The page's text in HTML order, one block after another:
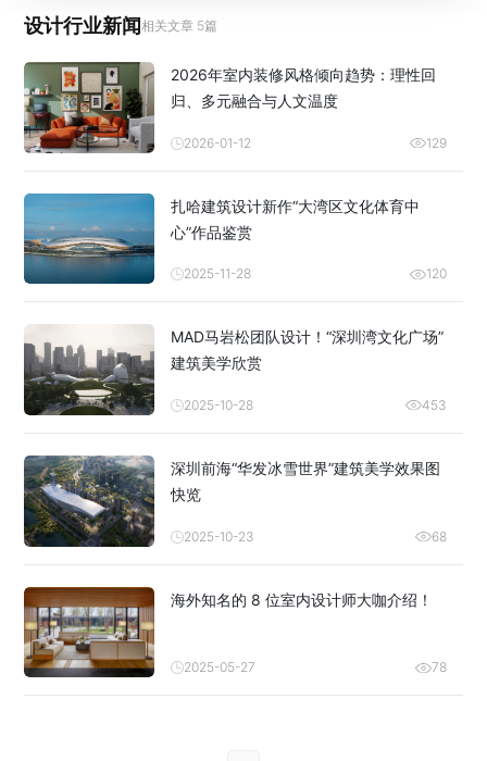
设计行业新闻相关文章 5篇
2026年室内装修风格倾向趋势：理性回
归、多元融合与人文温度
2026-01-12 129
扎哈建筑设计新作“大湾区文化体育中
心”作品鉴赏
2025-11-28 120
MAD马岩松团队设计！“深圳湾文化广场”
建筑美学欣赏
2025-10-28 453
深圳前海“华发冰雪世界”建筑美学效果图
快览
2025-10-23 68
海外知名的 8 位室内设计师大咖介绍！
2025-05-27 78